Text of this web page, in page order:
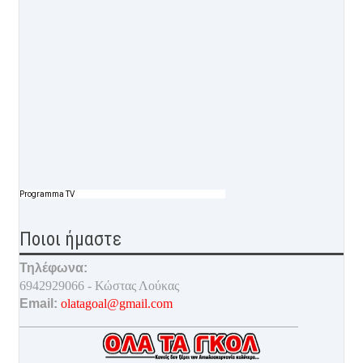
Programma TV
Ποιοι ήμαστε
Τηλέφωνα:
6942929066 - Κώστας Λούκας
Email: olatagoal@gmail.com